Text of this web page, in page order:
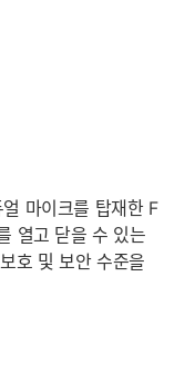
마이크를 탑재한 F
열고 닫을 수 있는
호 및 보안 수준을